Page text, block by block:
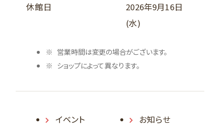
休館日
2026年9月16日
(水)
営業時間は変更の場合がございます。
ショップによって異なります。
イベント
お知らせ